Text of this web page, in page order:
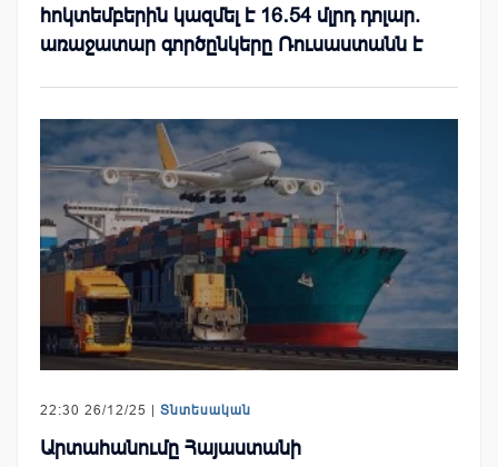
հոկտեմբերին կազմել է 16․54 մլրդ դոլար.
առաջատար գործընկերը Ռուսաստանն է
22:30 26/12/25 | Տնտեսական
Արտահանումը Հայաստանի